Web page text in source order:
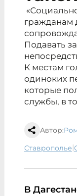
гражданам
Подавать
К местам
одиноких
которые
службы, в
Автор:
Ставрополье|
В